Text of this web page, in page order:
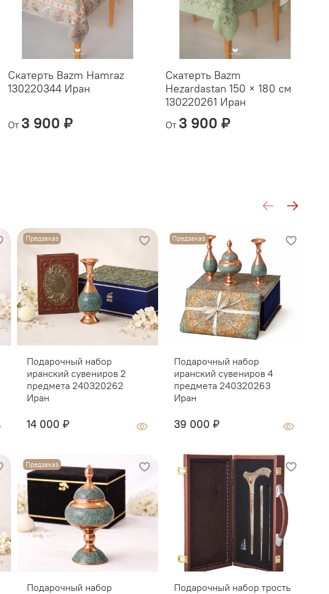
Скатерть Bazm Hamraz
130220344 Иран
От 3 900 ₽
Скатерть Bazm
Hezardastan 150 × 180 см
130220261 Иран
От 3 900 ₽
Предзаказ
Подарочный набор
иранский сувениров 2
предмета 240320262
Иран
14 000 ₽
Предзаказ
Подарочный набор
Предзаказ
Подарочный набор
иранский сувениров 4
предмета 240320263
Иран
39 000 ₽
Подарочный набор трость